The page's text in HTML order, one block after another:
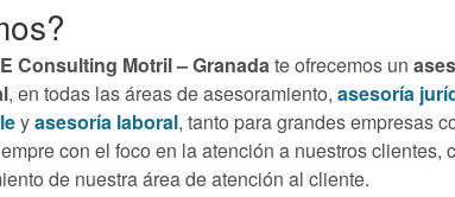
Consulting Motril – Granadate ofrecemos un
, en todas las áreas de asesoramiento, asesoría
yasesoría laboral, tanto para grandes empresas
con el foco en la atención a nuestros clientes,
de nuestra área de atención al cliente.